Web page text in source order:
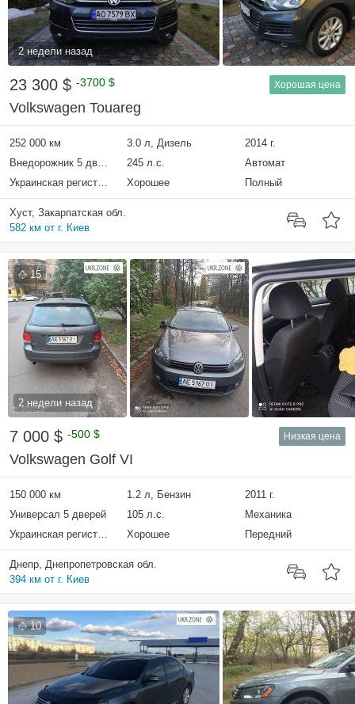
2 недели назад
23 300 $ -3700 $ Хорошая цена
Volkswagen Touareg
252 000 км 3.0 л, Дизель
2014 г.
Внедорожник 5 дверей
245 л.с.
Автомат
Украинская регистрация
Хорошее Полный
Хуст, Закарпатская обл.
582 км от г. Киев
15
2 недели назад
7 000 $ -500 $ Низкая цена
Volkswagen Golf VI
150 000 км 1.2 л, Бензин
2011 г.
Универсал 5 дверей
105 л.с.
Механика
Украинская регистрация
Хорошее Передний
Днепр, Днепропетровская обл.
394 км от г. Киев
10